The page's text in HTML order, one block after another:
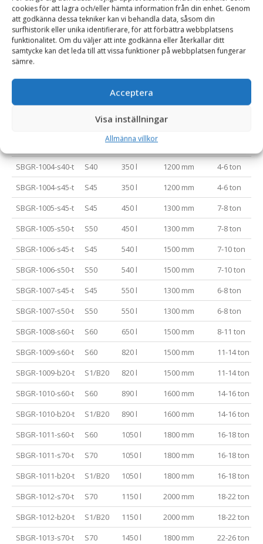
cookies för att lagra och/eller hämta information från din enhet. Genom
att godkänna dessa tekniker kan vi behandla data, såsom din
surfhistorik eller unika identifierare, för att förbättra webbplatsens
funktionalitet. Om du väljer att inte godkänna eller återkallar ditt
samtycke kan det leda till att vissa funktioner på webbplatsen fungerar
sämre.
Acceptera
Visa inställningar
Allmänna villkor
SBGR-1000-s30-
180-t
S30/180 65 l 800 mm 1-1.5 ton
SBGR-1001-s30-
150-t
S30/150 170 l 1000 mm 2-2.5 ton
SBGR-1001-s40-t S40 170 l 1000 mm
2-2.5 ton
S40 200 l 1200 mm
SBGR-1004-s40-t
S40 350 l 1200 mm
4-6 ton
SBGR-1004-s45-t
S45 350 l 1200 mm
4-6 ton
SBGR-1005-s45-t
S45 450 l 1300 mm
7-8 ton
SBGR-1005-s50-t
S50 450 l 1300 mm
7-8 ton
SBGR-1006-s45-t
S45 540 l 1500 mm
7-10 ton
SBGR-1006-s50-t
S50 540 l 1500 mm
7-10 ton
SBGR-1007-s45-t
S45 550 l 1300 mm
6-8 ton
SBGR-1007-s50-t
S50 550 l 1300 mm
6-8 ton
SBGR-1008-s60-t
S60 650 l 1500 mm
8-11 ton
SBGR-1009-s60-t
S60 820 l 1500 mm
11-14 ton
SBGR-1009-b20-t
S1/B20 820 l 1500 mm
11-14 ton
SBGR-1010-s60-t
S60 890 l 1600 mm
14-16 ton
SBGR-1010-b20-t
S1/B20 890 l 1600 mm
14-16 ton
SBGR-1011-s60-t
S60 1050 l 1800 mm
16-18 ton
SBGR-1011-s70-t
S70 1050 l 1800 mm
16-18 ton
SBGR-1011-b20-t
S1/B20 1050 l 1800 mm
16-18 ton
SBGR-1012-s70-t
S70 1150 l 2000 mm
18-22 ton
SBGR-1012-b20-t
S1/B20 1150 l 2000 mm
18-22 ton
SBGR-1013-s70-t
S70 1450 l 1800 mm
22-26 ton